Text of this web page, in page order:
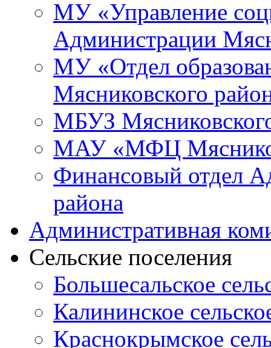
МУ «Управление
Администрации
МУ «Отдел
Мясниковского
МБУЗ
МАУ «МФЦ
Финансовый отдел
района
Административная
Сельские поселения
Большесальское
Калининское
Краснокрымское